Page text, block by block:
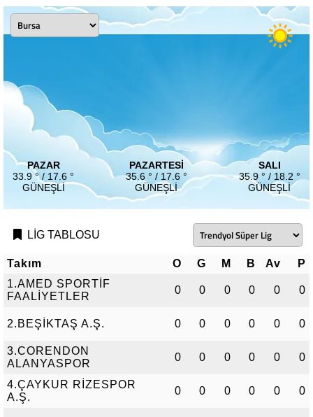
PAZAR
33.9 ° / 17.6 °
GÜNEŞLI
PAZARTESI
35.6 ° / 17.6 °
GÜNEŞLI
SALI
35.9 ° / 18.2 °
GÜNEŞLI
LİG TABLOSU
Takım O G M B Av
P
1.AMED SPORTİF
FAALİYETLER
0 0 0 0 0 0
2.BEŞİKTAŞ A.Ş. 0 0 0 0 0 0
3.CORENDON
ALANYASPOR
0 0 0 0 0 0
4.ÇAYKUR RİZESPOR
A.Ş.
0 0 0 0 0 0